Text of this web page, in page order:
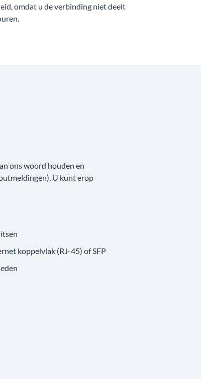
omdat u de verbinding niet deelt
ons woord houden en
U kunt erop
koppelvlak (RJ-45) of SFP